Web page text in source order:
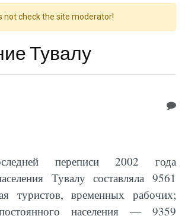
not check the site moderator!
Тувалу
переписи 2002 года
Тувалу составляла 9561
туристов, временных рабочих;
населения — 9359